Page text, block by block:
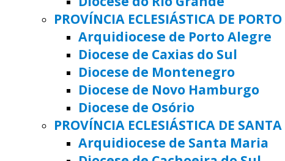
PROVÍNCIA ECLESIÁSTICA DE PORTO
Arquidiocese de Porto Alegre
Diocese de Caxias do Sul
Diocese de Montenegro
Diocese de Novo Hamburgo
Diocese de Osório
PROVÍNCIA ECLESIÁSTICA DE
Arquidiocese de Santa Maria